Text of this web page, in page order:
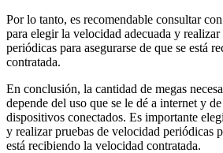
Por lo tanto, es recomendable consultar
para elegir la velocidad adecuada y
periódicas para asegurarse de que se está
contratada.
En conclusión, la cantidad de megas
depende del uso que se le dé a internet y
dispositivos conectados. Es importante
y realizar pruebas de velocidad periódicas
está recibiendo la velocidad contratada.